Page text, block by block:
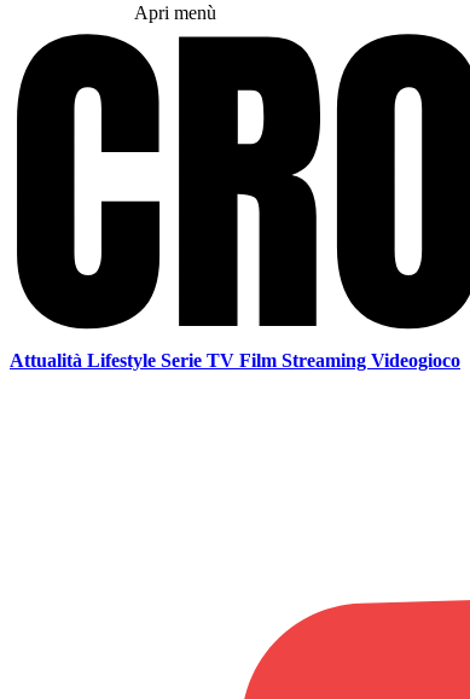
Apri menù
Attualità Lifestyle Serie TV Film Streaming Videogioco